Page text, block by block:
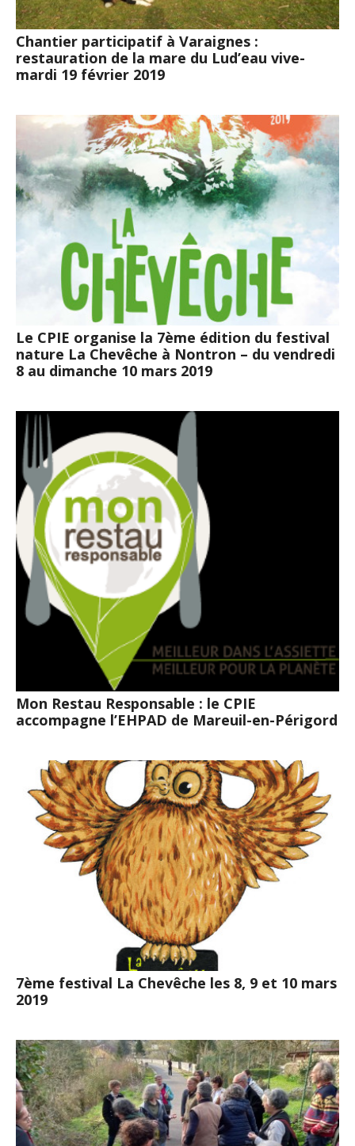
Chantier participatif à Varaignes :
restauration de la mare du Lud’eau vive-
mardi 19 février 2019
Le CPIE organise la 7ème édition du festival
nature La Chevêche à Nontron – du vendredi
8 au dimanche 10 mars 2019
Mon Restau Responsable : le CPIE
accompagne l’EHPAD de Mareuil-en-Périgord
7ème festival La Chevêche les 8, 9 et 10 mars
2019